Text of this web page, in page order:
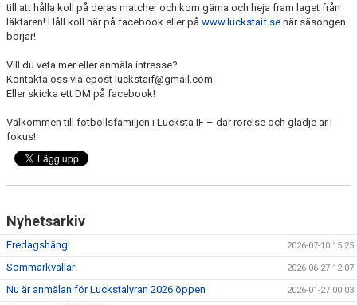
till att hålla koll på deras matcher och kom gärna och heja fram laget från
läktaren! Håll koll här på facebook eller på www.luckstaif.se när säsongen
börjar!
Vill du veta mer eller anmäla intresse?
Kontakta oss via epost luckstaif@gmail.com
Eller skicka ett DM på facebook!
Välkommen till fotbollsfamiljen i Lucksta IF – där rörelse och glädje är i
fokus!
Nyhetsarkiv
Fredagshäng! 2026-07-10 15:25
Sommarkvällar! 2026-06-27 12:07
Nu är anmälan för Luckstalyran 2026 öppen 2026-01-27 00:03